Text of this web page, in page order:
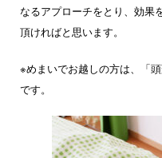
なるアプローチをとり、効果
頂ければと思います。
※めまいでお越しの方は、「
です。